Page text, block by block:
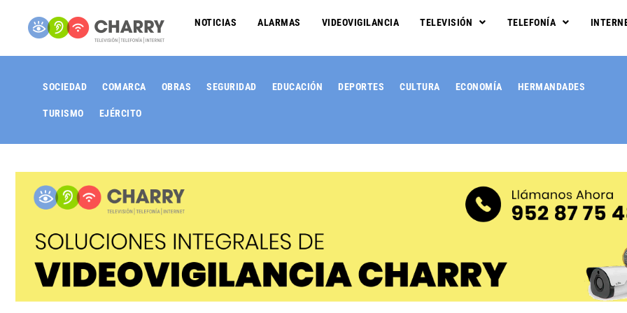
NOTICIAS ALARMAS VIDEOVIGILANCIA TELEVISIÓN TELEFONÍA
SOCIEDAD COMARCA OBRAS SEGURIDAD EDUCACIÓN DEPORTES CULTURA ECONOMÍA HERMANDADES
TURISMO EJÉRCITO